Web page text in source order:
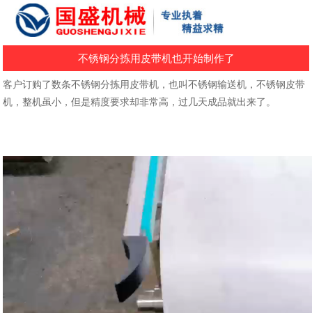
不锈钢分拣用皮带机也开始制作了
客户订购了数条不锈钢分拣用皮带机，也叫不锈钢输送机，不锈钢皮带
机，整机虽小，但是精度要求却非常高，过几天成品就出来了。